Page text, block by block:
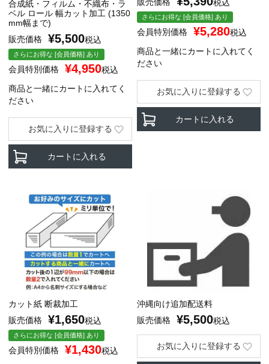
合成紙・フィルム・不織布・ラ
ベル ロール 幅カット加工 (1350
mm幅まで)
販売価格
¥5,500税込
さらにお得な [会員価格] あり
会員特別価格 ¥4,950税込
商品と一緒にカートに入れてく
ださい
カートに入れる
お気に入りに登録する
販売価格
税込
さらにお得な [会員価格] あり
会員特別価格 ¥5,280税込
商品と一緒にカートに入れてく
ださい
カートに入れる
お気に入りに登録する
カット紙 断裁加工
販売価格
¥1,650税込
さらにお得な [会員価格] あり
会員特別価格 ¥1,430税込
沖縄向け追加配送料
販売価格
¥5,500税込
お気に入りに登録する